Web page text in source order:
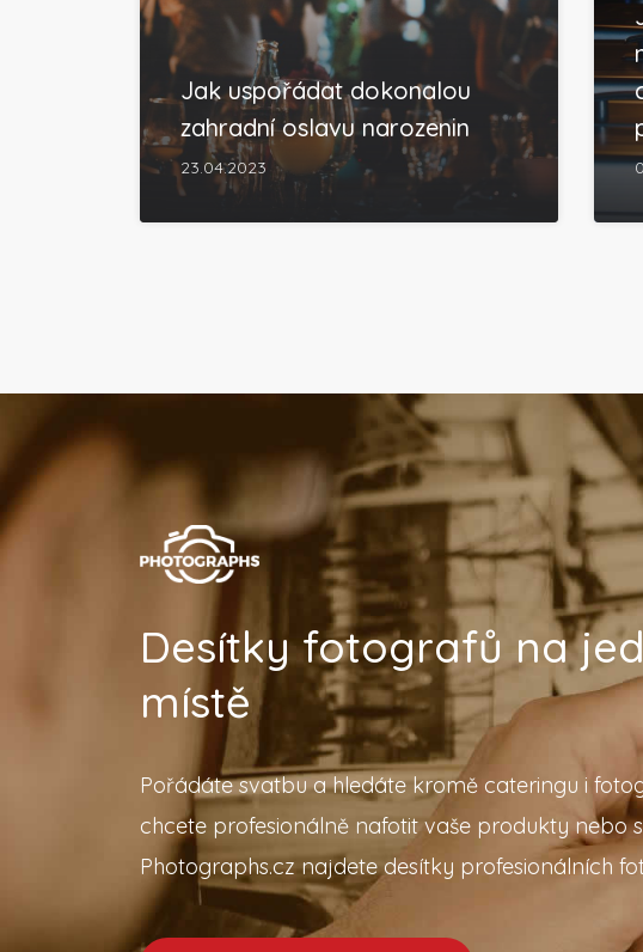
Jak uspořádat dokonalou
zahradní oslavu narozenin
23.04.2023
Desítky fotografů na
místě
Pořádáte svatbu a hledáte kromě cateringu i
chcete profesionálně nafotit vaše produkty nebo
Photographs.cz najdete desítky profesionálních